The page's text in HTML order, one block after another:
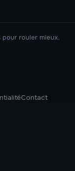
rouler mieux.
Contact